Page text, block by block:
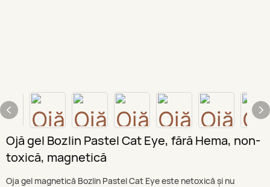
Ojă gel Bozlin Pastel Cat Eye, fără Hema, non-
toxică, magnetică
Oja gel magnetică Bozlin Pastel Cat Eye este netoxică și nu